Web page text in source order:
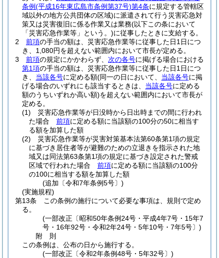
条例(平成16年東広島市条例第37号)第4条に規定する管轄区
域以外の地方公共団体の区域)に派遣されて行う災害応急対
策又は災害復旧に係る作業又は業務(以下この条において
「災害応急作業等」という。)に従事したときに支給する。
2
前項の手当の額は、災害応急作業等に従事した日1日につ
き、1,080円を超えない範囲内において市長が定める。
3
前項の規定にかかわらず、 次の各号に掲げる場合における
第1項の手当の額は、災害応急作業等に従事した日1日につ
き、 当該各号に定める額(同一の日において、 当該各号に掲
げる場合のいずれにも該当するときは、 当該各号に定める
額のうちいずれか高い額)を超えない範囲内において市長が
定める。
(1)
災害応急作業等が日没時から日出時までの間に行われ
た場合 前項に定める額に当該額の100分の50に相当す
る額を加算した額
(2)
災害応急作業等が災害対策基本法第60条第1項の規定
に基づき居住者等が避難のための立退きを指示された地
域又は同法第63条第1項の規定に基づき設定された警戒
区域で行われた場合 前項に定める額に当該額の100分
の100に相当する額を加算した額
(追加〔令和7年条例5号〕)
(実施規程)
第13条
この条例の施行について必要な事項は、規則で定め
る。
(一部改正〔昭和50年条例24号・平成4年7号・15年7
号・16年92号・令和2年24号・5年10号・7年5号〕)
附 則
この条例は、公布の日から施行する。
(一部改正〔令和2年条例48号・5年32号〕)